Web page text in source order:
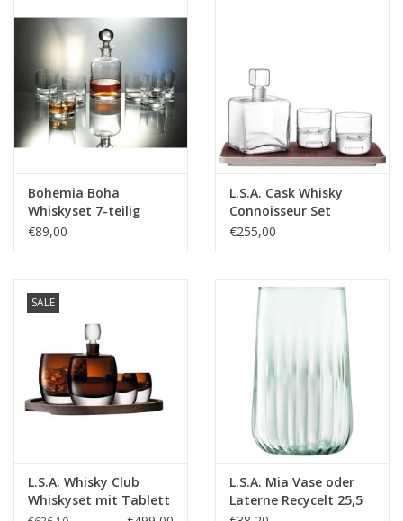
Bohemia Boha
Whiskyset 7-teilig
€89,00
L.S.A. Cask Whisky
Connoisseur Set
€255,00
SALE
L.S.A. Whisky Club
Whiskyset mit Tablett
L.S.A. Mia Vase oder
Laterne Recycelt 25,5
cm